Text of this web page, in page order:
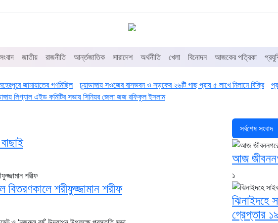
জাতীয় রাজনীতি আর্ন্তজাতিক সারাদেশ অর্থনীতি খেলা বিনোদন আজকের পত্রিকা
জামায়াতের গণমিছিল
চুয়াডাঙ্গায় সওজের বাসভবন ও সড়কের ২৬টি গাছ প্রায় ৫ লাখে নিলামে বিক্রি
লিগ্যাল এইড কমিটির সভায় সিনিয়র জেলা জজ রফিকুল ইসলাম
বিতরণকালে শরীফুজ্জামান শরীফ
সর্বশেষ সংবাদ
আজ
১
ঝিনাইদহে
গ্রেপ্তার